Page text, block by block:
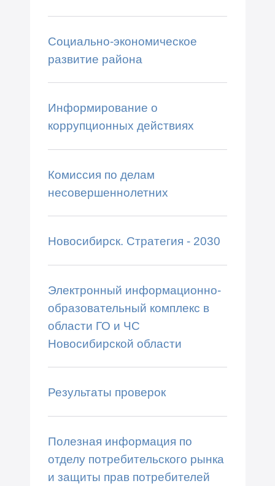
Социально-экономическое
развитие района
Информирование о
коррупционных действиях
Комиссия по делам
несовершеннолетних
Новосибирск. Стратегия - 2030
Электронный информационно-
образовательный комплекс в
области ГО и ЧС
Новосибирской области
Результаты проверок
Полезная информация по
отделу потребительского рынка
и защиты прав потребителей